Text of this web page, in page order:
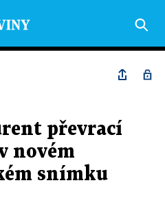
převrací
novém
snímku